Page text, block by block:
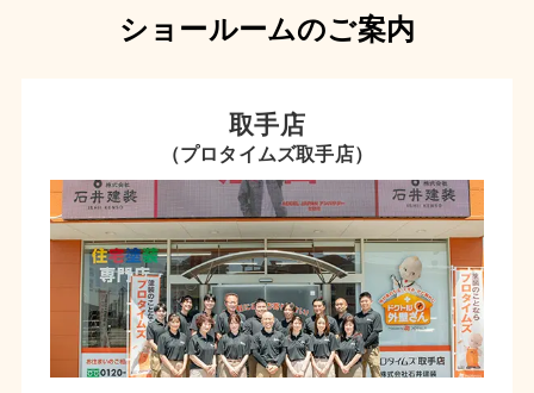
ショールームのご案内
取手店
（プロタイムズ取手店）